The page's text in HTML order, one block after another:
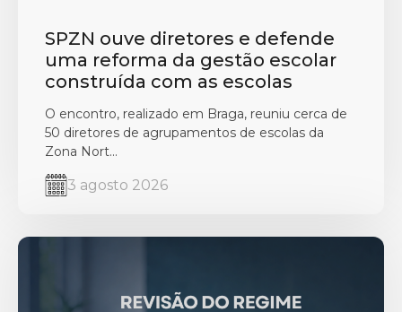
SPZN ouve diretores e defende
uma reforma da gestão escolar
construída com as escolas
O encontro, realizado em Braga, reuniu cerca de
50 diretores de agrupamentos de escolas da
Zona Nort...
3 agosto 2026